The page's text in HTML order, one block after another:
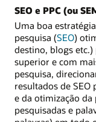
SEO e PPC (ou
Uma boa
pesquisa (SEO)
destino, blogs
superior e com
pesquisa,
resultados de
e da otimização da
pesquisadas e